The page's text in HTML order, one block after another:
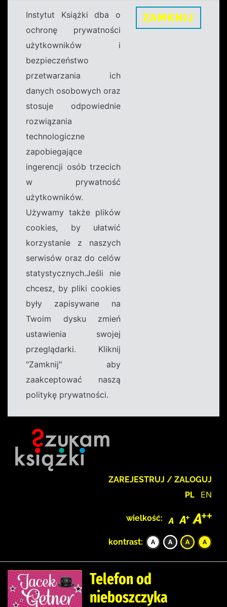
Instytut Książki dba o
ochronę prywatności
użytkowników i
bezpieczeństwo
przetwarzania ich
danych osobowych oraz
stosuje odpowiednie
rozwiązania
technologiczne
zapobiegające
ingerencji osób trzecich
w prywatność
użytkowników.
Używamy także plików
cookies, by ułatwić
korzystanie z naszych
serwisów oraz do celów
statystycznych.Jeśli nie
chcesz, by pliki cookies
były zapisywane na
Twoim dysku zmień
ustawienia swojej
przeglądarki. Kliknij
"Zamknij" aby
zaakceptować naszą
politykę prywatności.
ZAMKNIJ
ZAREJESTRUJ / ZALOGUJ
PL EN
wielkość:
kontrast:
Telefon od
nieboszczyka